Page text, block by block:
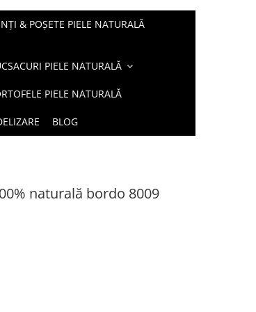
& POȘETE PIELE NATURALĂ
PIELE NATURALĂ
PIELE NATURALĂ
BLOG
naturală bordo 8009